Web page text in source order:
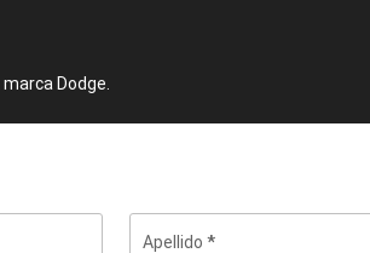
Dodge.
Apellido